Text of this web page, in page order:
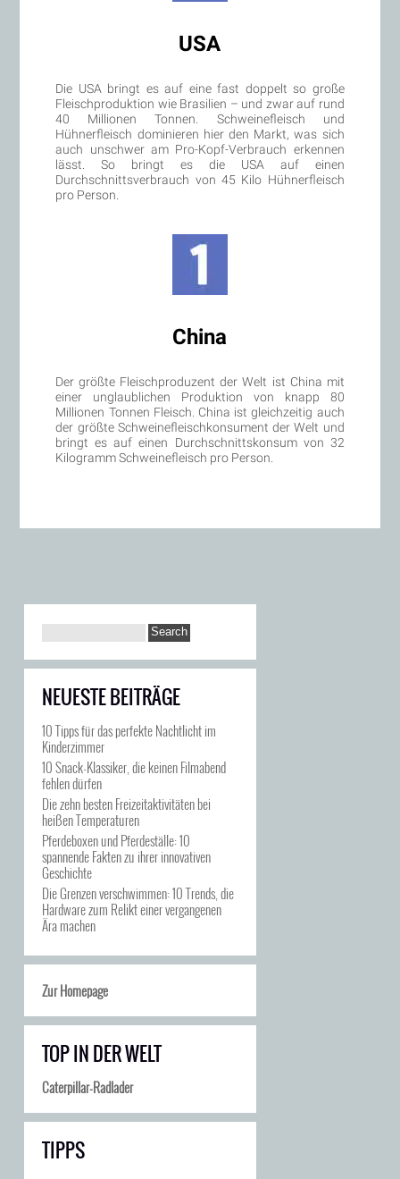
USA
Die USA bringt es auf eine fast doppelt so große
Fleischproduktion wie Brasilien – und zwar auf rund
40 Millionen Tonnen. Schweinefleisch und
Hühnerfleisch dominieren hier den Markt, was sich
auch unschwer am Pro-Kopf-Verbrauch erkennen
lässt. So bringt es die USA auf einen
Durchschnittsverbrauch von 45 Kilo Hühnerfleisch
pro Person.
China
Der größte Fleischproduzent der Welt ist China mit
einer unglaublichen Produktion von knapp 80
Millionen Tonnen Fleisch. China ist gleichzeitig auch
der größte Schweinefleischkonsument der Welt und
bringt es auf einen Durchschnittskonsum von 32
Kilogramm Schweinefleisch pro Person.
NEUESTE BEITRÄGE
10 Tipps für das perfekte Nachtlicht im
Kinderzimmer
10 Snack-Klassiker, die keinen Filmabend
fehlen dürfen
Die zehn besten Freizeitaktivitäten bei
heißen Temperaturen
Pferdeboxen und Pferdeställe: 10
spannende Fakten zu ihrer innovativen
Geschichte
Die Grenzen verschwimmen: 10 Trends, die
Hardware zum Relikt einer vergangenen
Ära machen
Zur Homepage
TOP IN DER WELT
Caterpillar-Radlader
TIPPS